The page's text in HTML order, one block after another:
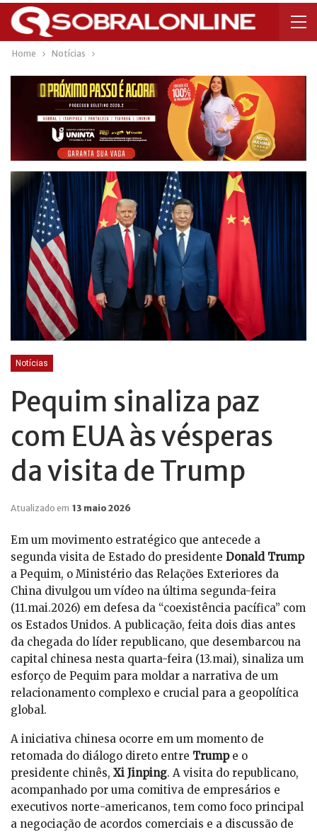
Home Notícias
Notícias
Pequim sinaliza paz
com EUA às vésperas
da visita de Trump
Atualizado em 13 maio 2026
Em um movimento estratégico que antecede a
segunda visita de Estado do presidente Donald Trump
a Pequim, o Ministério das Relações Exteriores da
China divulgou um vídeo na última segunda-feira
(11.mai.2026) em defesa da “coexistência pacífica” com
os Estados Unidos. A publicação, feita dois dias antes
da chegada do líder republicano, que desembarcou na
capital chinesa nesta quarta-feira (13.mai), sinaliza um
esforço de Pequim para moldar a narrativa de um
relacionamento complexo e crucial para a geopolítica
global.
A iniciativa chinesa ocorre em um momento de
retomada do diálogo direto entre Trumpe o
presidente chinês, Xi Jinping. A visita do republicano,
acompanhado por uma comitiva de empresários e
executivos norte-americanos, tem como foco principal
a negociação de acordos comerciais e a discussão de